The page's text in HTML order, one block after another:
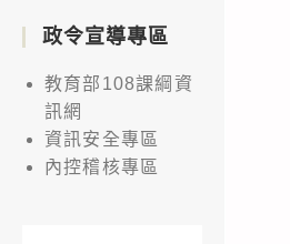
政令宣導專區
教育部108課綱資
訊網
資訊安全專區
內控稽核專區